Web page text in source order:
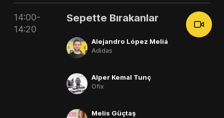
14:00-
14:20
Sepette Bırakanlar
Alejandro López Meliá
Adidas
Alper Kemal Tunç
Ofix
Melis Güçtaş